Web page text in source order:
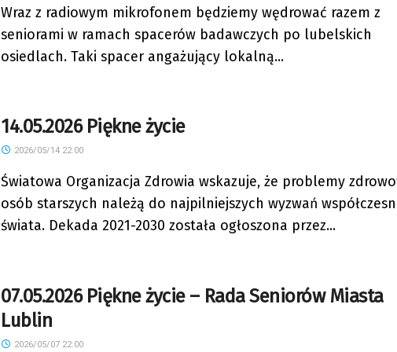
Wraz z radiowym mikrofonem będziemy wędrować razem z
seniorami w ramach spacerów badawczych po lubelskich
osiedlach. Taki spacer angażujący lokalną...
14.05.2026 Piękne życie
2026/05/14 22:00
Światowa Organizacja Zdrowia wskazuje, że problemy
osób starszych należą do najpilniejszych wyzwań
świata. Dekada 2021-2030 została ogłoszona przez...
07.05.2026 Piękne życie – Rada Seniorów Miasta
Lublin
2026/05/07 22:00